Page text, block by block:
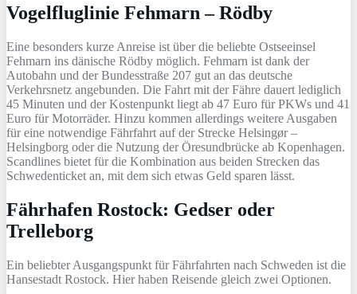
Vogelfluglinie Fehmarn – Rödby
Eine besonders kurze Anreise ist über die beliebte Ostseeinsel
Fehmarn ins dänische Rödby möglich. Fehmarn ist dank der
Autobahn und der Bundesstraße 207 gut an das deutsche
Verkehrsnetz angebunden. Die Fahrt mit der Fähre dauert lediglich
45 Minuten und der Kostenpunkt liegt ab 47 Euro für PKWs und 41
Euro für Motorräder. Hinzu kommen allerdings weitere Ausgaben
für eine notwendige Fährfahrt auf der Strecke Helsingør –
Helsingborg oder die Nutzung der Öresundbrücke ab Kopenhagen.
Scandlines bietet für die Kombination aus beiden Strecken das
Schwedenticket an, mit dem sich etwas Geld sparen lässt.
Fährhafen Rostock: Gedser oder
Trelleborg
Ein beliebter Ausgangspunkt für Fährfahrten nach Schweden ist die
Hansestadt Rostock. Hier haben Reisende gleich zwei Optionen.